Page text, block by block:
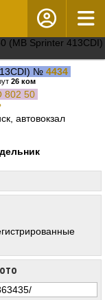
№ 4434
26 ком
802 50
автовокзал